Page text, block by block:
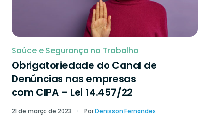
Saúde e Segurança no Trabalho
Obrigatoriedade do Canal de
Denúncias nas empresas
com CIPA – Lei 14.457/22
21 de março de 2023 PorDenisson Fernandes